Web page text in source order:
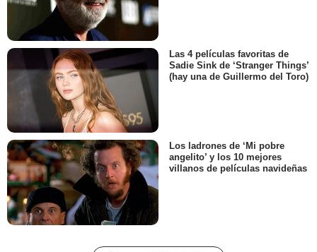
Las 4 películas favoritas de
Sadie Sink de ‘Stranger Things’
(hay una de Guillermo del Toro)
Los ladrones de ‘Mi pobre
angelito’ y los 10 mejores
villanos de películas navideñas